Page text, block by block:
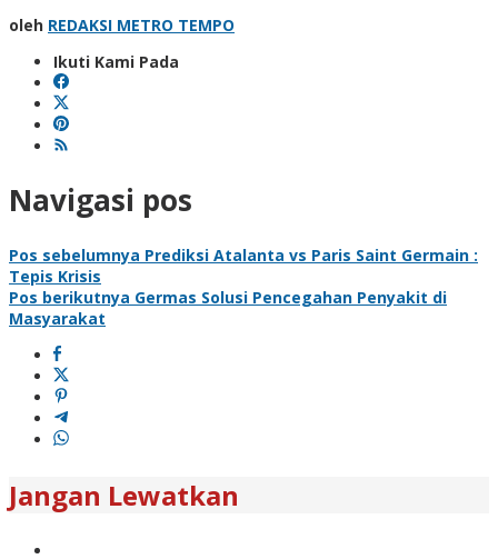
oleh REDAKSI METRO TEMPO
Ikuti Kami Pada
Navigasi pos
Pos sebelumnya Prediksi Atalanta vs Paris Saint Germain :
Tepis Krisis
Pos berikutnya Germas Solusi Pencegahan Penyakit di
Masyarakat
Jangan Lewatkan